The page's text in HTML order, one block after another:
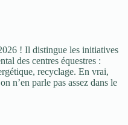
! Il distingue les initiatives
des centres équestres :
recyclage. En vrai,
n’en parle pas assez dans le